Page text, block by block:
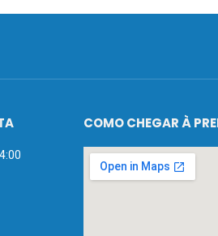
COMO CHEGAR À